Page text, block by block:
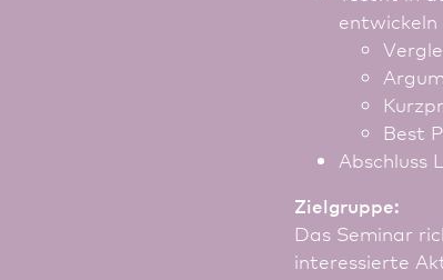
entwickeln
Best
Abschluss
Zielgruppe:
Das Seminar
interessierte